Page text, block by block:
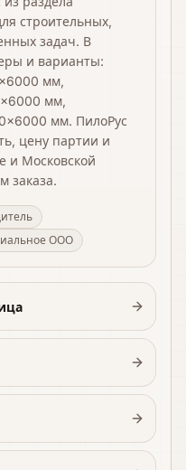
строительных,
задач. В
и варианты:
мм,
мм,
мм. ПилоРус
цену партии и
и Московской
заказа.
ООО